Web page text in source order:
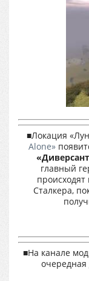
■Локация
Alone»
главный
Сталкера,
■На канале
очередная